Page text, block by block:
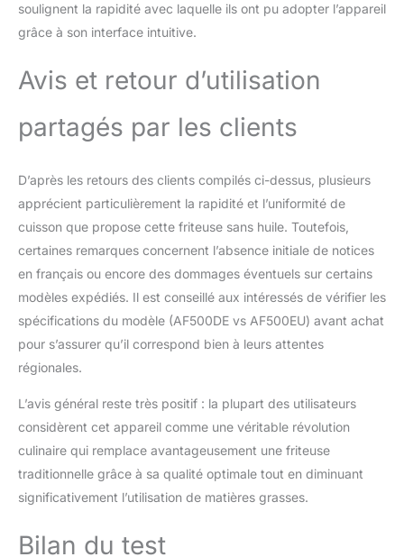
soulignent la rapidité avec laquelle ils ont pu adopter l’appareil
grâce à son interface intuitive.
Avis et retour d’utilisation
partagés par les clients
D’après les retours des clients compilés ci-dessus, plusieurs
apprécient particulièrement la rapidité et l’uniformité de
cuisson que propose cette friteuse sans huile. Toutefois,
certaines remarques concernent l’absence initiale de notices
en français ou encore des dommages éventuels sur certains
modèles expédiés. Il est conseillé aux intéressés de vérifier les
spécifications du modèle (AF500DE vs AF500EU) avant achat
pour s’assurer qu’il correspond bien à leurs attentes
régionales.
L’avis général reste très positif : la plupart des utilisateurs
considèrent cet appareil comme une véritable révolution
culinaire qui remplace avantageusement une friteuse
traditionnelle grâce à sa qualité optimale tout en diminuant
significativement l’utilisation de matières grasses.
Bilan du test